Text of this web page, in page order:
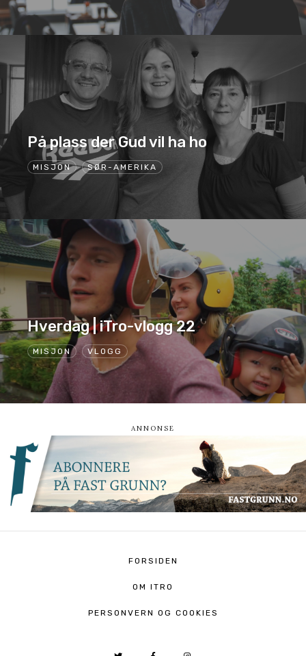
MISJON SØR-AMERIKA
På plass der Gud vil ha ho
MISJON VLOGG
Hverdag | iTro-vlogg 22
FORSIDEN
OM ITRO
PERSONVERN OG COOKIES